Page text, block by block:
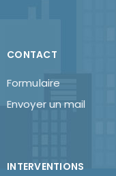
CONTACT
Formulaire
Envoyer un mail
INTERVENTIONS